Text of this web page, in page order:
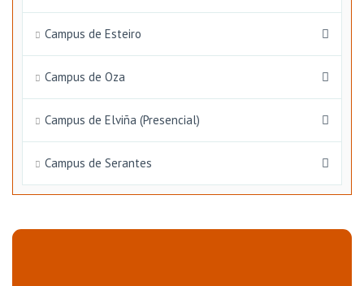
Campus de Esteiro
Campus de Oza
Campus de Elviña (Presencial)
Campus de Serantes